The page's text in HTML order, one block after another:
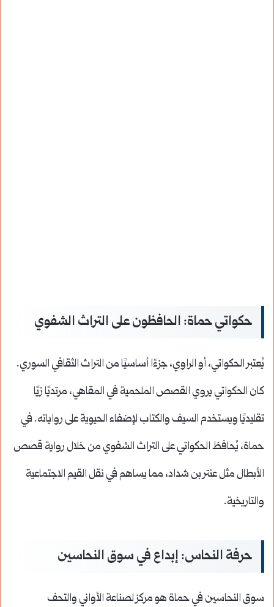
حكواتي حماة: الحافظون على التراث الشفوي
يُعتبر الحكواتي، أو الراوي، جزءًا أساسيًا من التراث الثقافي السوري.
كان الحكواتي يروي القصص الملحمية في المقاهي، مرتديًا زيًا
تقليديًا ويستخدم السيف والكتاب لإضفاء الحيوية على رواياته. في
حماة، يُحافظ الحكواتي على التراث الشفوي من خلال رواية قصص
الأبطال مثل عنتر بن شداد، مما يساهم في نقل القيم الاجتماعية
والتاريخية.
حرفة النحاس: إبداع في سوق النحاسين
سوق النحاسين في حماة هو مركز لصناعة الأواني والتحف